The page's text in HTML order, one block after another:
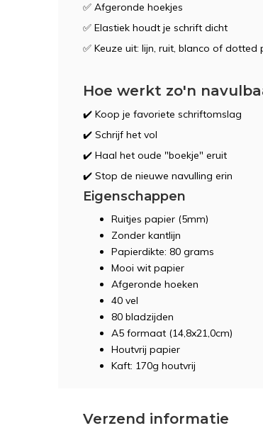
✅ Afgeronde hoekjes
✅ Elastiek houdt je schrift dicht
✅ Keuze uit: lijn, ruit, blanco of dotted
Hoe werkt zo'n
✔️ Koop je favoriete schriftomslag
✔️ Schrijf het vol
✔️ Haal het oude "boekje" eruit
✔️ Stop de nieuwe navulling erin
Eigenschappen
Ruitjes papier (5mm)
Zonder kantlijn
Papierdikte: 80 grams
Mooi wit papier
Afgeronde hoeken
40 vel
80 bladzijden
A5 formaat (14,8x21,0cm)
Houtvrij papier
Kaft: 170g houtvrij
Verzend informatie